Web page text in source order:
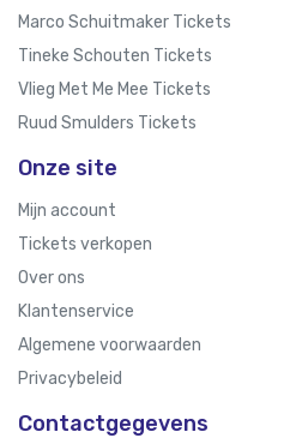
Marco Schuitmaker Tickets
Tineke Schouten Tickets
Vlieg Met Me Mee Tickets
Ruud Smulders Tickets
Onze site
Mijn account
Tickets verkopen
Over ons
Klantenservice
Algemene voorwaarden
Privacybeleid
Contactgegevens